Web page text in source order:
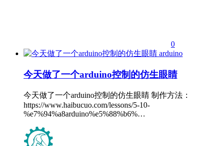
0
arduino
今天做了一个arduino控制的仿生眼睛
今天做了一个arduino控制的仿生眼睛 制作方法：
https://www.haibucuo.com/lessons/5-10-
%e7%94%a8arduino%e5%88%b6%…